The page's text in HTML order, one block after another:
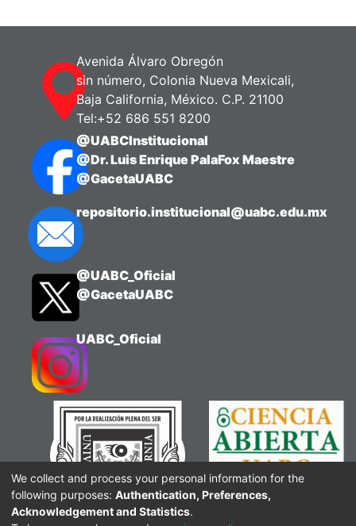
Avenida Álvaro Obregón
sin número, Colonia Nueva Mexicali,
Baja California, México. C.P. 21100
Tel:+52 686 551 8200
@UABCInstitucional
@Dr. Luis Enrique PalaFox Maestre
@GacetaUABC
repositorio.institucional@uabc.edu.mx
@UABC_Oficial
@GacetaUABC
UABC_Oficial
We collect and process your personal information for the
following purposes: Authentication, Preferences,
Acknowledgement and Statistics.